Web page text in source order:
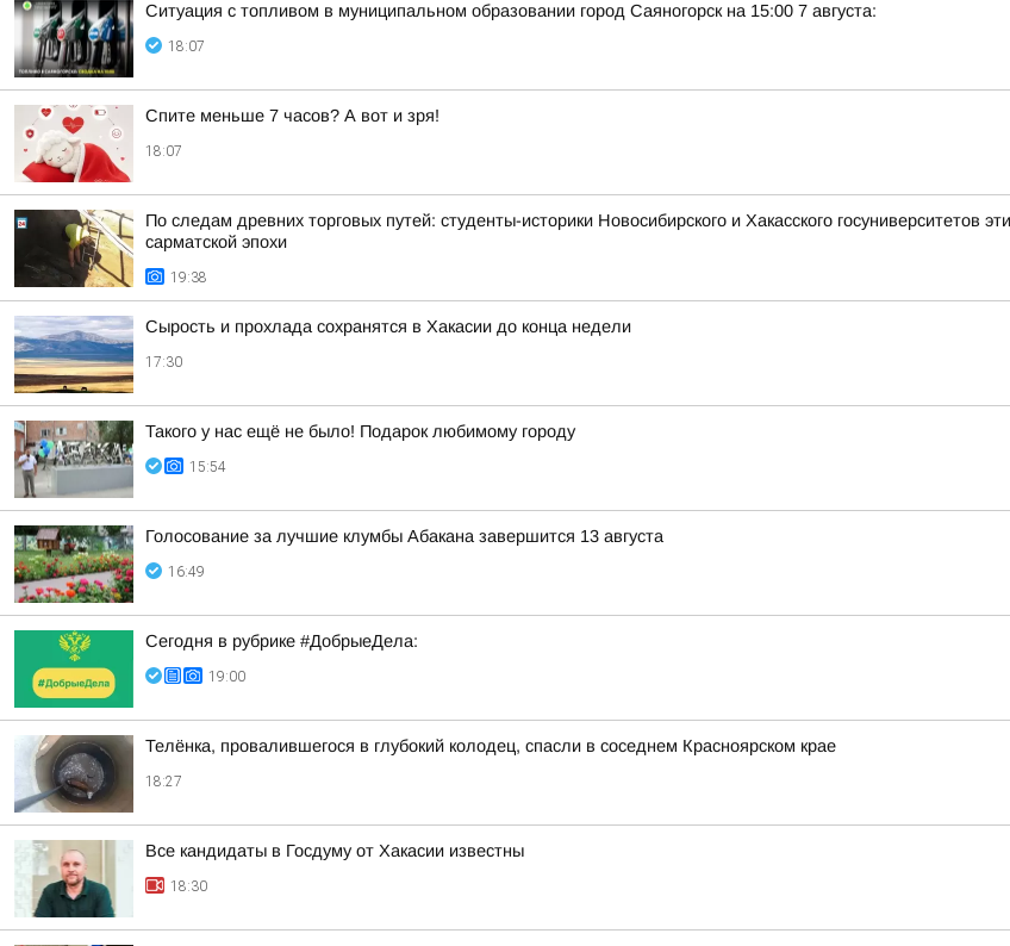
Ситуация с топливом в муниципальном образовании город Саяногорск на 15:00 7 августа:
18:07
Спите меньше 7 часов? А вот и зря!
18:07
По следам древних торговых путей: студенты-историки Новосибирского и Хакасского госуниверситетов
сарматской эпохи
19:38
Сырость и прохлада сохранятся в Хакасии до конца недели
17:30
Такого у нас ещё не было! Подарок любимому городу
15:54
Голосование за лучшие клумбы Абакана завершится 13 августа
16:49
Сегодня в рубрике #ДобрыеДела:
19:00
Телёнка, провалившегося в глубокий колодец, спасли в соседнем Красноярском крае
18:27
Все кандидаты в Госдуму от Хакасии известны
18:30